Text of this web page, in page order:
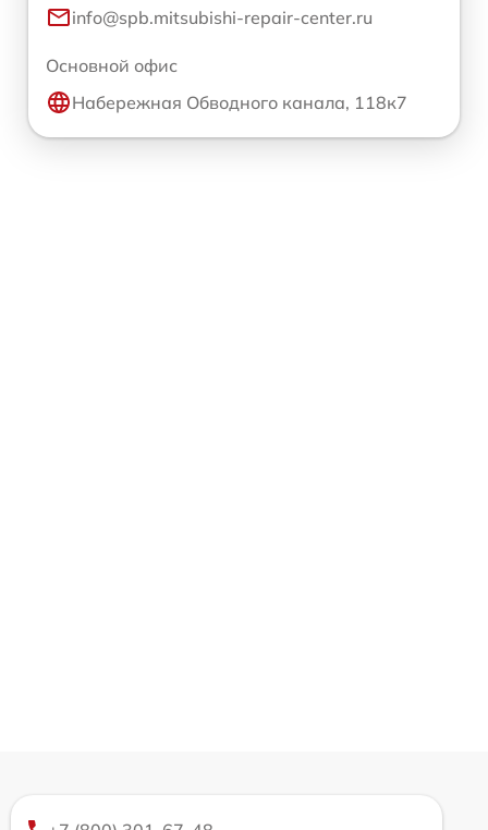
info@spb.mitsubishi-repair-center.ru
Основной офис
Набережная Обводного канала, 118к7